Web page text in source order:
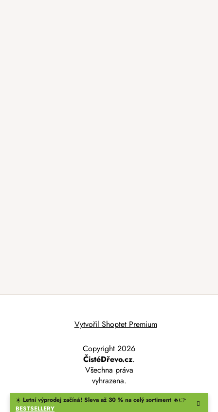
☀️ Letní výprodej začíná! Sleva až 30 % na celý sortiment 🔥👉
BESTSELLERY
Vytvořil Shoptet Premium
Copyright 2026
ČistéDřevo.cz.
Všechna práva
vyhrazena.